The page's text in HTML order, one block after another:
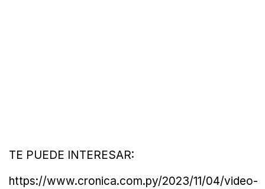
TE PUEDE INTERESAR:
https://www.cronica.com.py/2023/11/04/video-